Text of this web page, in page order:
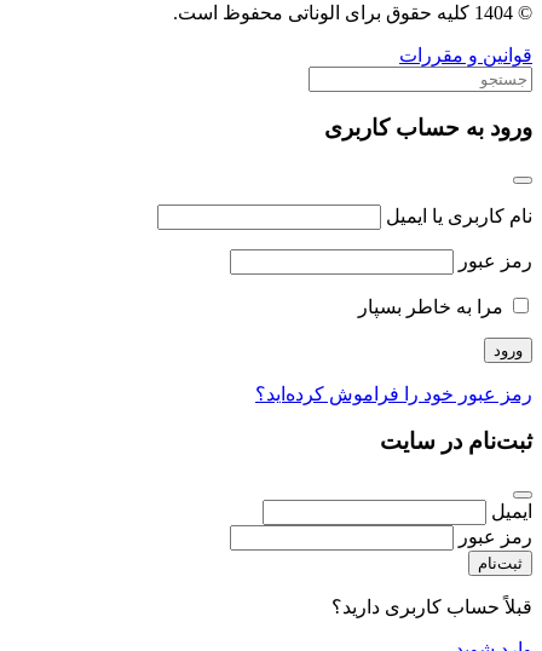
© 1404 کلیه حقوق برای الوناتی محفوظ است.
قوانین و مقررات
ورود به حساب کاربری
نام کاربری یا ایمیل
رمز عبور
مرا به خاطر بسپار
رمز عبور خود را فراموش کرده‌اید؟
ثبت‌نام در سایت
ایمیل
رمز عبور
ثبت‌نام
قبلاً حساب کاربری دارید؟